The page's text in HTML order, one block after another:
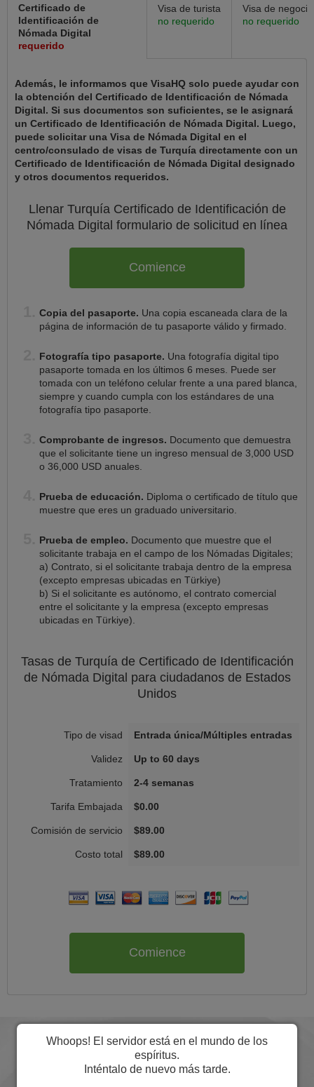
Certificado de
Identificación de
Nómada Digital
requerido
Visa de turista
no requerido
Visa de
no requerido
Además, le informamos que VisaHQ solo puede ayudar con
la obtención del Certificado de Identificación de Nómada
Digital. Si sus documentos son suficientes, se le asignará
un Certificado de Identificación de Nómada Digital. Luego,
puede solicitar una Visa de Nómada Digital en el
centro/consulado de visas de Turquía directamente con un
Certificado de Identificación de Nómada Digital designado
y otros documentos requeridos.
Llenar Turquía Certificado de Identificación de
Nómada Digital formulario de solicitud en línea
Comience
Copia del pasaporte. Una copia escaneada clara de la
página de información de tu pasaporte válido y firmado.
Fotografía tipo pasaporte. Una fotografía digital tipo
pasaporte tomada en los últimos 6 meses. Puede ser
tomada con un teléfono celular frente a una pared blanca,
siempre y cuando cumpla con los estándares de una
fotografía tipo pasaporte.
Comprobante de ingresos. Documento que demuestra
que el solicitante tiene un ingreso mensual de 3,000 USD
o 36,000 USD anuales.
Prueba de educación. Diploma o certificado de título que
muestre que eres un graduado universitario.
Prueba de empleo. Documento que muestre que el
solicitante trabaja en el campo de los Nómadas Digitales;
a) Contrato, si el solicitante trabaja dentro de la empresa
(excepto empresas ubicadas en Türkiye)
b) Si el solicitante es autónomo, el contrato comercial
entre el solicitante y la empresa (excepto empresas
ubicadas en Türkiye).
Tasas de Turquía de Certificado de Identificación
de Nómada Digital para ciudadanos de Estados
Unidos
Entrada única/Múltiples entradas
Up to 60 days
2-4 semanas
$0.00
$89.00
$89.00
Comience
Whoops! El servidor está en el mundo de los
espíritus.
Inténtalo de nuevo más tarde.